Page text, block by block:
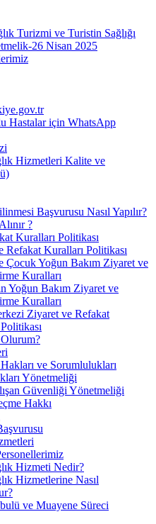
Turizmi ve Turistin Sağlığı
26 Nisan 2025
Hastalar için WhatsApp
Hizmetleri Kalite ve
Başvurusu Nasıl Yapılır?
?
Kuralları Politikası
Refakat Kuralları Politikası
Çocuk Yoğun Bakım Ziyaret ve
Kuralları
Yoğun Bakım Ziyaret ve
Kuralları
Ziyaret ve Refakat
ve Sorumlulukları
Yönetmeliği
Güvenliği Yönetmeliği
Hakkı
Hizmeti Nedir?
Hizmetlerine Nasıl
ve Muayene Süreci